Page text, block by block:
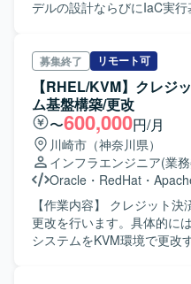
デルの設計ならびにIaC実行
募集終了 リモート可
【RHEL/KVM】クレジ
ム基盤構築/更改
〜600,000円/月
川崎市（神奈川県）
インフラエンジニア(業
Oracle ・ RedHat ・
【作業内容】 クレジット
更改を行います。具体的に
システムをKVM環境で更改